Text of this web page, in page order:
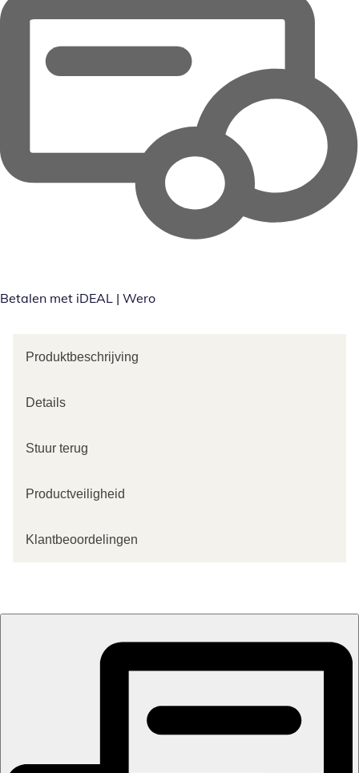
Betalen met iDEAL | Wero
Produktbeschrijving
Details
Stuur terug
Productveiligheid
Klantbeoordelingen